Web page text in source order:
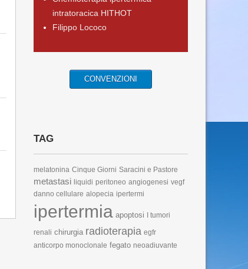
intratoracica HITHOT
Filippo Lococo
CONVENZIONI
TAG
melatonina Cinque Giorni Saracini e Pastore
metastasi liquidi peritoneo angiogenesi vegf
danno cellulare alopecia ipertermi
ipertermia apoptosi I tumori
renali chirurgia radioterapia egfr
anticorpo monoclonale fegato neoadiuvante